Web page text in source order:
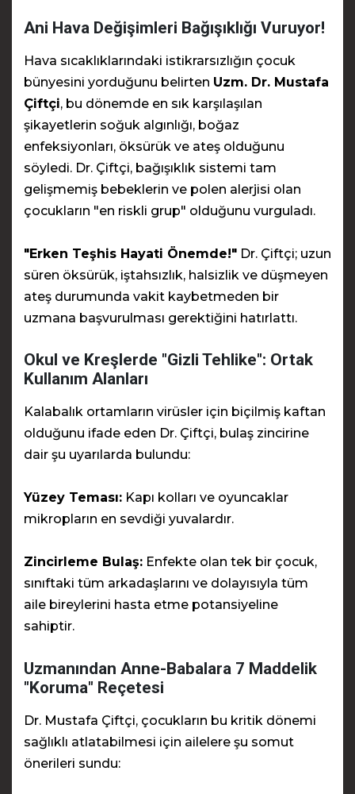
Ani Hava Değişimleri Bağışıklığı Vuruyor!
Hava sıcaklıklarındaki istikrarsızlığın çocuk
bünyesini yorduğunu belirten Uzm. Dr. Mustafa
Çiftçi, bu dönemde en sık karşılaşılan
şikayetlerin soğuk algınlığı, boğaz
enfeksiyonları, öksürük ve ateş olduğunu
söyledi. Dr. Çiftçi, bağışıklık sistemi tam
gelişmemiş bebeklerin ve polen alerjisi olan
çocukların "en riskli grup" olduğunu vurguladı.
"Erken Teşhis Hayati Önemde!" Dr. Çiftçi; uzun
süren öksürük, iştahsızlık, halsizlik ve düşmeyen
ateş durumunda vakit kaybetmeden bir
uzmana başvurulması gerektiğini hatırlattı.
Okul ve Kreşlerde "Gizli Tehlike": Ortak
Kullanım Alanları
Kalabalık ortamların virüsler için biçilmiş kaftan
olduğunu ifade eden Dr. Çiftçi, bulaş zincirine
dair şu uyarılarda bulundu:
Yüzey Teması: Kapı kolları ve oyuncaklar
mikropların en sevdiği yuvalardır.
Zincirleme Bulaş: Enfekte olan tek bir çocuk,
sınıftaki tüm arkadaşlarını ve dolayısıyla tüm
aile bireylerini hasta etme potansiyeline
sahiptir.
Uzmanından Anne-Babalara 7 Maddelik
"Koruma" Reçetesi
Dr. Mustafa Çiftçi, çocukların bu kritik dönemi
sağlıklı atlatabilmesi için ailelere şu somut
önerileri sundu: